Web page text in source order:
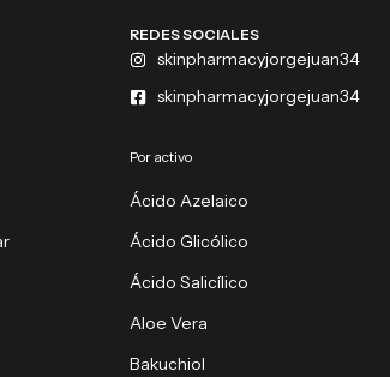
REDES SOCIALES
skinpharmacyjorgejuan34
skinpharmacyjorgejuan34
Por activo
Ácido Azelaico
Ácido Glicólico
Ácido Salicílico
Aloe Vera
Bakuchiol